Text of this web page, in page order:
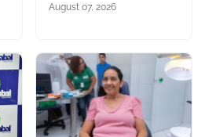
August 07, 2026